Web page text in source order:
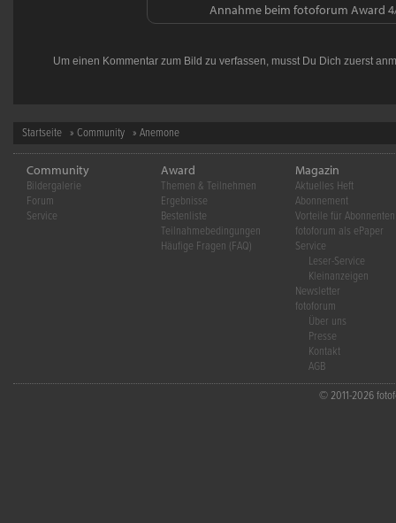
Annahme beim fotoforum Award
Um einen Kommentar zum Bild zu verfassen, musst Du Dich zuerst
Startseite » Community » Anemone
Community
Bildergalerie
Forum
Service
Award
Themen & Teilnehmen
Ergebnisse
Bestenliste
Teilnahmebedingungen
Häufige Fragen (FAQ)
Magazin
Aktuelles Heft
Abonnement
Vorteile für Abonnenten
fotoforum als ePaper
Service
Leser-Service
Kleinanzeigen
Newsletter
fotoforum
Über uns
Presse
Kontakt
AGB
© 2011-2026